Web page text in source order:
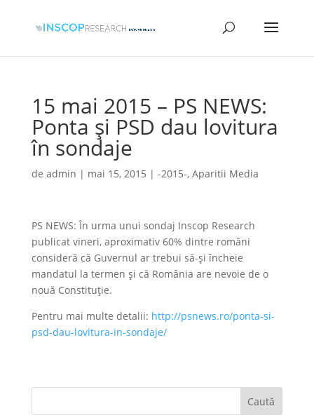
15 mai 2015 – PS NEWS:
Ponta și PSD dau lovitura
în sondaje
de admin | mai 15, 2015 | -2015-, Aparitii Media
PS NEWS: În urma unui sondaj Inscop Research
publicat vineri, aproximativ 60% dintre români
consideră că Guvernul ar trebui să-și încheie
mandatul la termen și că România are nevoie de o
nouă Constituție.
Pentru mai multe detalii: http://psnews.ro/ponta-si-
psd-dau-lovitura-in-sondaje/
Caută